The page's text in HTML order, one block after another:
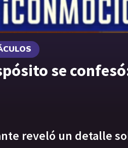
se
reveló un detalle